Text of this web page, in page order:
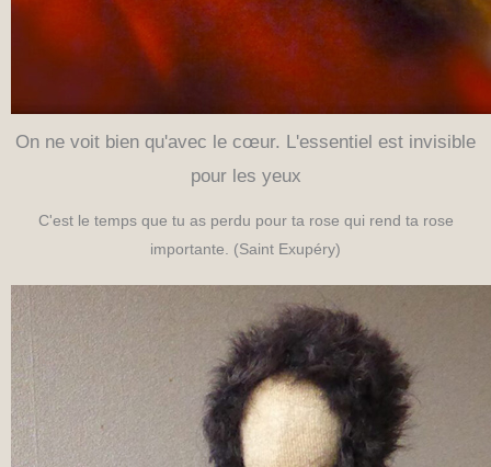
On ne voit bien qu'avec le cœur. L'essentiel est invisible
pour les yeux
C'est le temps que tu as perdu pour ta rose qui rend ta rose
importante. (Saint Exupéry)